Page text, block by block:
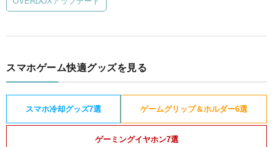
スマホゲーム快適グッズを見る
スマホ冷却グッズ7選 ゲームグリップ＆ホルダー6選
ゲーミングイヤホン7選